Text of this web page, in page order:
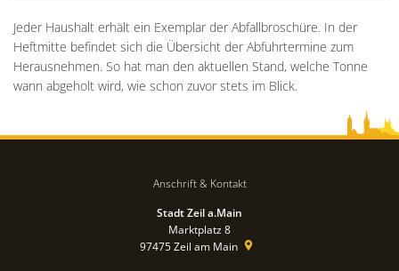
Jeder Haushalt erhält ein Exemplar der Abfallbroschüre. In der
Heftmitte befindet sich die Übersicht der Abfuhrtermine zum
Herausnehmen. So hat man den aktuellen Stand, welche Tonne
wann abgeholt wird, wie schon zuvor stets im Blick.
Anschrift & Kontakt
Stadt Zeil a.Main
Marktplatz 8
97475Zeil am Main